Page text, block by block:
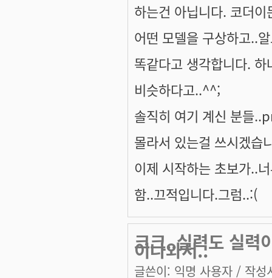
하는건 아닙니다. 코더
어떤 모델을 구상하고..
똑같다고 생각합니다.
비슷하다고..^^;
솔직히 여기 계신 분들
몰라서 있는걸 쓰시겠습
이제 시작하는 초보가..
함..끄적입니다.그럼..:(
크크..실력도 실력
이나와서..
글쓴이: 익명 사용자 / 작성